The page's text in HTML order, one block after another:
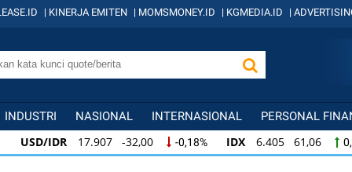
| KINERJA EMITEN | MOMSMONEY.ID | KGMEDIA.ID |
INDUSTRI NASIONAL INTERNASIONAL PERSONAL
17.907 -32,00 -0,18% IDX 6.405 61,06 0,96%
17.907 -32,00 -0,18% IDX 6.405 61,06 0,96%